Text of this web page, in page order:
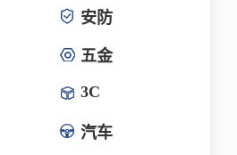
安防
五金
3C
汽车